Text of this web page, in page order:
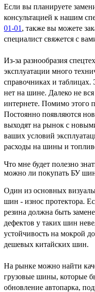
Если вы планируете
консультацией к нашим
01-01 , также вы можете
специалист свяжется с
Из-за разнообразия
эксплуатации много
справочниках и
нет на шине. Далеко не
интернете. Помимо этого
Постоянно появляются
выходят на рынок с
ваших условий
расходы на шины и
Что мне будет полезно
можно ли покупать БУ
Один из основных
шин - износ протектора.
резина должна быть
дефектов у таких шин
устойчивость на мокрой
дешевых китайских шин.
На рынке можно найти
грузовые шины, которые
обновление автопарка,